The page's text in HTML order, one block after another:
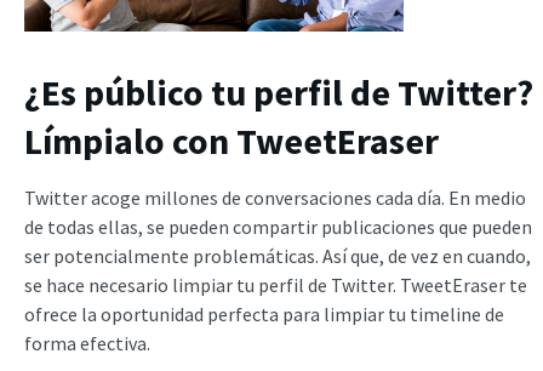
¿Es público tu perfil de Twitter?
Límpialo con TweetEraser
Twitter acoge millones de conversaciones cada día. En medio
de todas ellas, se pueden compartir publicaciones que pueden
ser potencialmente problemáticas. Así que, de vez en cuando,
se hace necesario limpiar tu perfil de Twitter. TweetEraser te
ofrece la oportunidad perfecta para limpiar tu timeline de
forma efectiva.